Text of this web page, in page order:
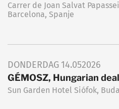
Carrer de Joan Salvat
Barcelona, Spanje
DONDERDAG 14.052026
GÉMOSZ, Hungarian
Sun Garden Hotel Siófok,